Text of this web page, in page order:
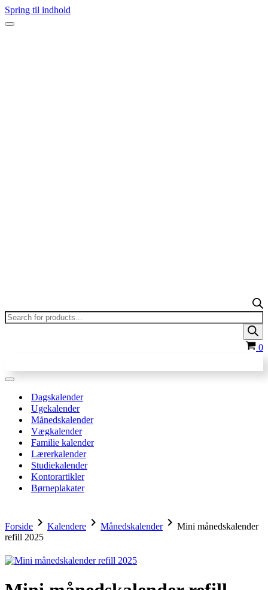
Spring til indhold
Navigation
Products
search
0
Navigation
Dagskalender
Ugekalender
Månedskalender
Vægkalender
Familie kalender
Lærerkalender
Studiekalender
Kontorartikler
Børneplakater
Forside chevron_right Kalendere chevron_right Månedskalenderchevron_right Mini månedskalender
refill 2025